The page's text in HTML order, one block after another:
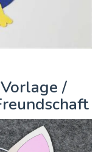
/